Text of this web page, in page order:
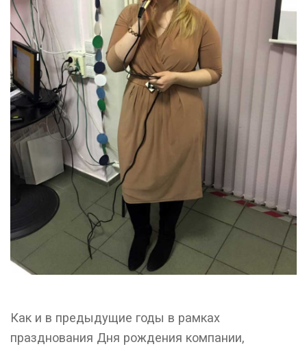
Как и в предыдущие годы в рамках
празднования Дня рождения компании,